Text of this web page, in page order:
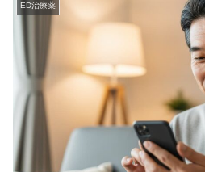
ED治療薬